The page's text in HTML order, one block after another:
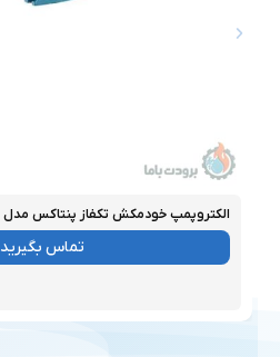
الکتروپمپ خودمکش تکفاز پنتاکس مدل CAB-۱۵۰
موجود
تماس بگیرید